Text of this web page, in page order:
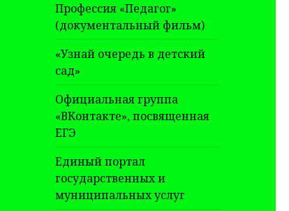
Профессия «Педагог»
(документальный фильм)
«Узнай очередь в детский
сад»
Официальная группа
«ВКонтакте», посвященная
ЕГЭ
Единый портал
государственных и
муниципальных услуг